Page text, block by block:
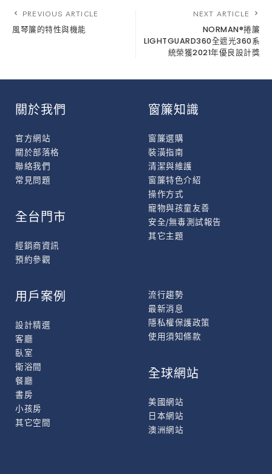
PREVIOUS ARTICLE
風琴簾的特性與機能
NEXT ARTICLE
NORMAN®捲簾
LIGHTGUARD360全遮光360系
統榮獲2021年優良設計獎
關於我們
官方網站
關於部落格
聯絡我們
常見問題
窗簾知識
窗簾選購
裝潢指南
清潔與維護
窗簾特色介紹
操作方式
寵物與孩童友善
安全/無毒測試報告
其它主題
全台門市
經銷商資訊
預約參觀
用戶案例
設計精選
客廳
臥室
衛浴間
餐廳
書房
小孩房
其它空間
流行趨勢
最新消息
隱私權保護政策
使用須知條款
全球網站
美國網站
日本網站
澳洲網站